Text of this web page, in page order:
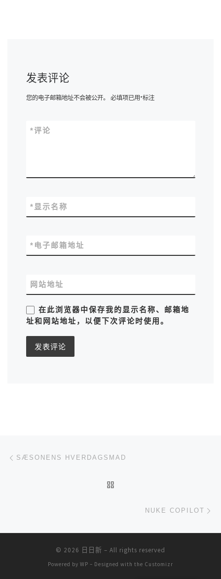
发表评论
您的电子邮箱地址不会被公开。 必填项已用*标注
评论
*
显示名称
*
电子邮箱地址
*
网站地址
在此浏览器中保存我的显示名称、邮箱地
址和网站地址，以便下次评论时使用。
文章导航
SÆSONENS HVERDAGSMAD
NUKE COPILOT
© 2026 日日新 – All rights reserved
Powered by WP – Designed with the Customizr